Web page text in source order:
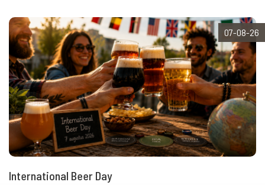
07-08-26
International Beer Day